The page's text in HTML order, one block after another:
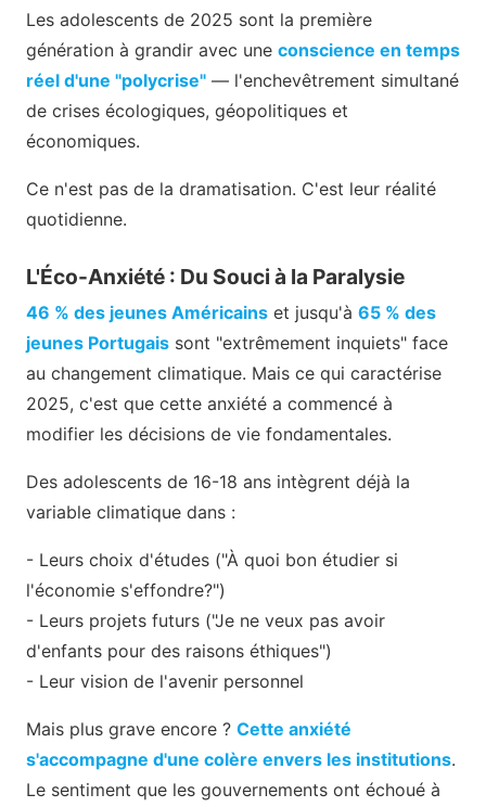
Les adolescents de 2025 sont la première
génération à grandir avec une conscience en temps
réel d'une "polycrise" — l'enchevêtrement simultané
de crises écologiques, géopolitiques et
économiques.
Ce n'est pas de la dramatisation. C'est leur réalité
quotidienne.
L'Éco-Anxiété : Du Souci à la Paralysie
46 % des jeunes Américains et jusqu'à 65 % des
jeunes Portugais sont "extrêmement inquiets" face
au changement climatique. Mais ce qui caractérise
2025, c'est que cette anxiété a commencé à
modifier les décisions de vie fondamentales.
Des adolescents de 16-18 ans intègrent déjà la
variable climatique dans :
- Leurs choix d'études ("À quoi bon étudier si
l'économie s'effondre?")
- Leurs projets futurs ("Je ne veux pas avoir
d'enfants pour des raisons éthiques")
- Leur vision de l'avenir personnel
Mais plus grave encore ? Cette anxiété
s'accompagne d'une colère envers les institutions.
Le sentiment que les gouvernements ont échoué à